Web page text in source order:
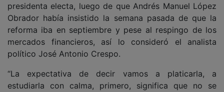
presidenta electa, luego de que Andrés Manuel López
Obrador había insistido la semana pasada de que la
reforma iba en septiembre y pese al respingo de los
mercados financieros, así lo consideró el analista
político José Antonio Crespo.
“La expectativa de decir vamos a platicarla, a
estudiarla con calma, primero, significa que no se